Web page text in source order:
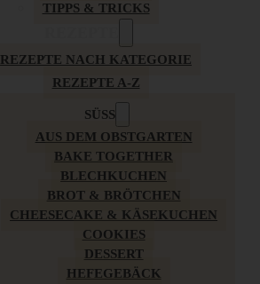
TIPPS & TRICKS
REZEPTE NACH KATEGORIE
REZEPTE A-Z
SÜSS
AUS DEM OBSTGARTEN
BAKE TOGETHER
BLECHKUCHEN
BROT & BRÖTCHEN
CHEESECAKE & KÄSEKUCHEN
COOKIES
DESSERT
HEFEGEBÄCK